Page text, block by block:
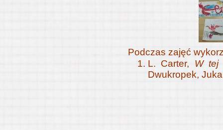
Podczas zajęć
L. Carter, W tej
Dwukropek,